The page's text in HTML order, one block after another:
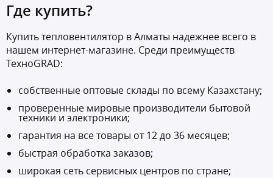
Где купить?
Купить тепловентилятор в Алматы надежнее всего в
нашем интернет-магазине. Среди преимуществ
ТехноGRAD:
собственные оптовые склады по всему Казахстану;
проверенные мировые производители бытовой
техники и электроники;
гарантия на все товары от 12 до 36 месяцев;
быстрая обработка заказов;
широкая сеть сервисных центров по стране;